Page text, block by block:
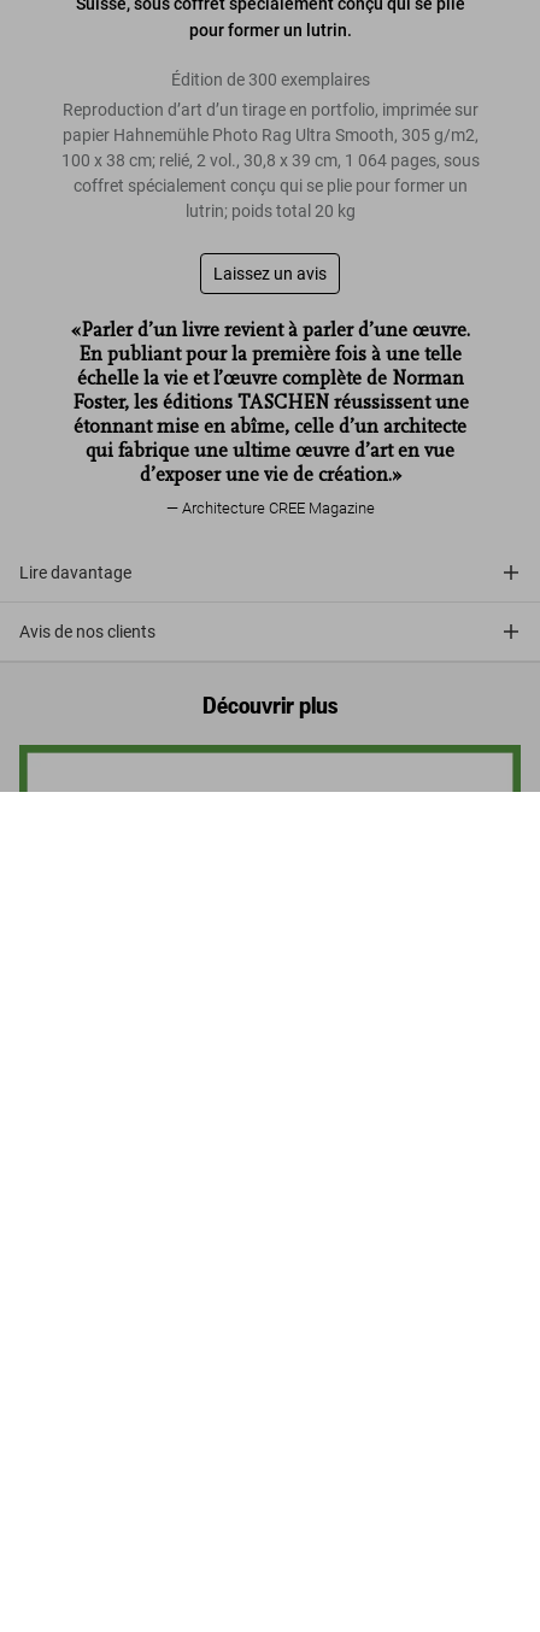
pour former un lutrin.
Édition de 300 exemplaires
Reproduction d’art d’un tirage en portfolio, imprimée sur
papier Hahnemühle Photo Rag Ultra Smooth, 305 g/m2,
100 x 38 cm; relié, 2 vol., 30,8 x 39 cm, 1 064 pages, sous
coffret spécialement conçu qui se plie pour former un
lutrin; poids total 20 kg
Laissez un avis
«Parler d’un livre revient à parler d’une œuvre.
En publiant pour la première fois à une telle
échelle la vie et l’œuvre complète de Norman
Foster, les éditions TASCHEN réussissent une
étonnant mise en abîme, celle d’un architecte
qui fabrique une ultime œuvre d’art en vue
d’exposer une vie de création.»
Architecture CREE Magazine
Lire davantage
Avis de nos clients
Découvrir plus